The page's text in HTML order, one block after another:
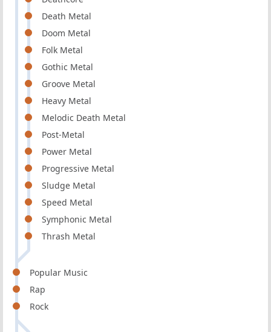
Death Metal
Doom Metal
Folk Metal
Gothic Metal
Groove Metal
Heavy Metal
Melodic Death Metal
Post-Metal
Power Metal
Progressive Metal
Sludge Metal
Speed Metal
Symphonic Metal
Thrash Metal
Popular Music
Rap
Rock